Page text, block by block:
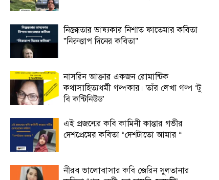
নিস্তব্ধতার ভাষ্যকার নিশাত ফাতেমার কবিতা
”নিরুত্তাপ দিনের কবিতা”
নাসরিন আক্তার একজন রোমান্টিক
কথাসাহিত্যধর্মী গল্পকার। তাঁর লেখা গল্প ‘টু
বি কন্টিনিউড’
এই প্রজন্মের কবি কামিনী কান্তার গভীর
দেশপ্রেমের কবিতা “দেশটাতো আমার “
নীরব ভালোবাসার কবি জেরিন সুলতানার